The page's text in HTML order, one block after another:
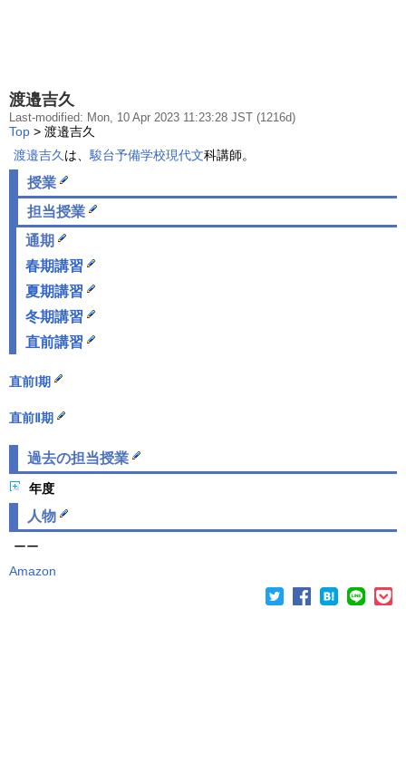
渡邉吉久
Last-modified: Mon, 10 Apr 2023 11:23:28 JST (1216d)
Top > 渡邉吉久
渡邉吉久 は、 駿台予備学校現代文科講師。
授業
担当授業
通期
春期講習
夏期講習
冬期講習
直前講習
直前Ⅰ期
直前Ⅱ期
過去の担当授業
年度
人物
ーー
Amazon